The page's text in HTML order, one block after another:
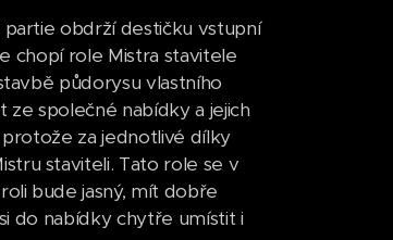
obdrží destičku vstupní
chopí role Mistra stavitele
půdorysu vlastního
společné nabídky a jejich
za jednotlivé dílky
staviteli. Tato role se v
bude jasný, mít dobře
do nabídky chytře umístit i